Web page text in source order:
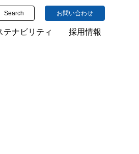
Search お問い合わせ
テナビリティ 採用情報